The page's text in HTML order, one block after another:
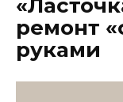
ремонт
руками